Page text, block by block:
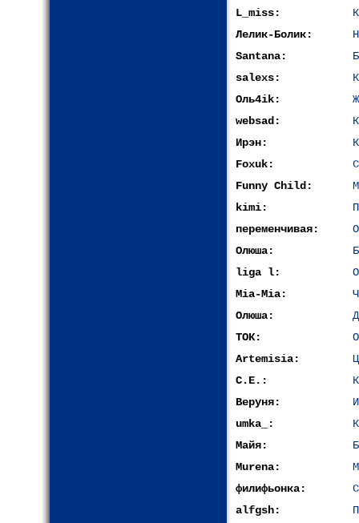
L_miss:
Лелик-Болик:
Santana:
salexs:
Оль4ik:
websad:
Ирэн:
Foxuk:
Funny Child:
kimi:
переменчивая:
Олюша:
liga l:
Mia-Mia:
Олюша:
ТОК:
Artemisia:
С.Е.:
Веруня:
umka_:
Майя:
Murena:
филифьонка:
alfgsh: